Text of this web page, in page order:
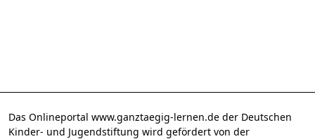
Das Onlineportal www.ganztaegig-lernen.de der Deutschen
Kinder- und Jugendstiftung wird gefördert von der